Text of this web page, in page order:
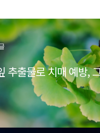
추출물로 치매 예방,